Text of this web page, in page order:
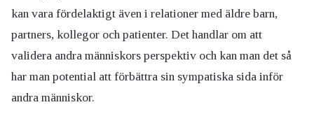
kan vara fördelaktigt även i relationer med äldre barn,
partners, kollegor och patienter. Det handlar om att
validera andra människors perspektiv och kan man det så
har man potential att förbättra sin sympatiska sida inför
andra människor.